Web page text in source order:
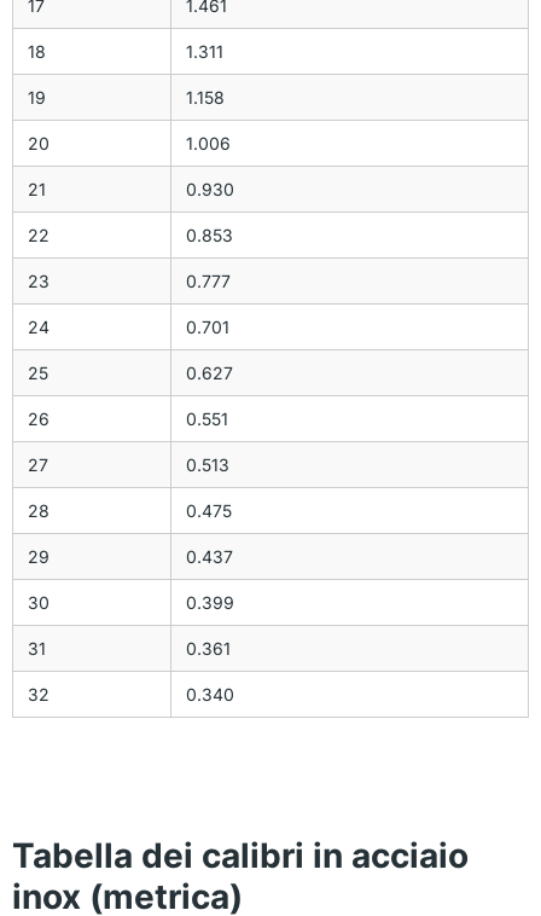
17 1.461
18 1.311
19 1.158
20 1.006
21 0.930
22 0.853
23 0.777
24 0.701
25 0.627
26 0.551
27 0.513
28 0.475
29 0.437
30 0.399
31 0.361
32 0.340
Tabella dei calibri in acciaio
inox (metrica)